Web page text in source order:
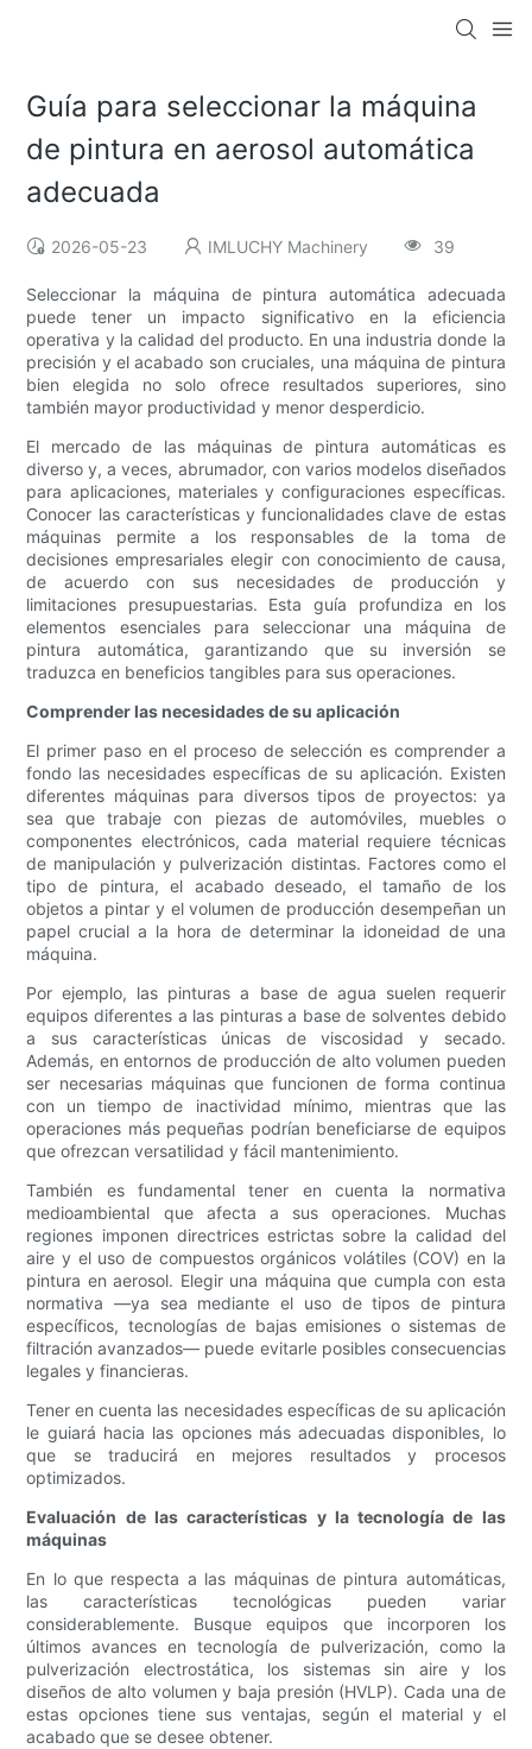
Guía para seleccionar la máquina
de pintura en aerosol automática
adecuada
2026-05-23 IMLUCHY Machinery 39
Seleccionar la máquina de pintura automática adecuada
puede tener un impacto significativo en la eficiencia
operativa y la calidad del producto. En una industria donde la
precisión y el acabado son cruciales, una máquina de pintura
bien elegida no solo ofrece resultados superiores, sino
también mayor productividad y menor desperdicio.
El mercado de las máquinas de pintura automáticas es
diverso y, a veces, abrumador, con varios modelos diseñados
para aplicaciones, materiales y configuraciones específicas.
Conocer las características y funcionalidades clave de estas
máquinas permite a los responsables de la toma de
decisiones empresariales elegir con conocimiento de causa,
de acuerdo con sus necesidades de producción y
limitaciones presupuestarias. Esta guía profundiza en los
elementos esenciales para seleccionar una máquina de
pintura automática, garantizando que su inversión se
traduzca en beneficios tangibles para sus operaciones.
Comprender las necesidades de su aplicación
El primer paso en el proceso de selección es comprender a
fondo las necesidades específicas de su aplicación. Existen
diferentes máquinas para diversos tipos de proyectos: ya
sea que trabaje con piezas de automóviles, muebles o
componentes electrónicos, cada material requiere técnicas
de manipulación y pulverización distintas. Factores como el
tipo de pintura, el acabado deseado, el tamaño de los
objetos a pintar y el volumen de producción desempeñan un
papel crucial a la hora de determinar la idoneidad de una
máquina.
Por ejemplo, las pinturas a base de agua suelen requerir
equipos diferentes a las pinturas a base de solventes debido
a sus características únicas de viscosidad y secado.
Además, en entornos de producción de alto volumen pueden
ser necesarias máquinas que funcionen de forma continua
con un tiempo de inactividad mínimo, mientras que las
operaciones más pequeñas podrían beneficiarse de equipos
que ofrezcan versatilidad y fácil mantenimiento.
También es fundamental tener en cuenta la normativa
medioambiental que afecta a sus operaciones. Muchas
regiones imponen directrices estrictas sobre la calidad del
aire y el uso de compuestos orgánicos volátiles (COV) en la
pintura en aerosol. Elegir una máquina que cumpla con esta
normativa —ya sea mediante el uso de tipos de pintura
específicos, tecnologías de bajas emisiones o sistemas de
filtración avanzados— puede evitarle posibles consecuencias
legales y financieras.
Tener en cuenta las necesidades específicas de su aplicación
le guiará hacia las opciones más adecuadas disponibles, lo
que se traducirá en mejores resultados y procesos
optimizados.
Evaluación de las características y la tecnología de las
máquinas
En lo que respecta a las máquinas de pintura automáticas,
las características tecnológicas pueden variar
considerablemente. Busque equipos que incorporen los
últimos avances en tecnología de pulverización, como la
pulverización electrostática, los sistemas sin aire y los
diseños de alto volumen y baja presión (HVLP). Cada una de
estas opciones tiene sus ventajas, según el material y el
acabado que se desee obtener.